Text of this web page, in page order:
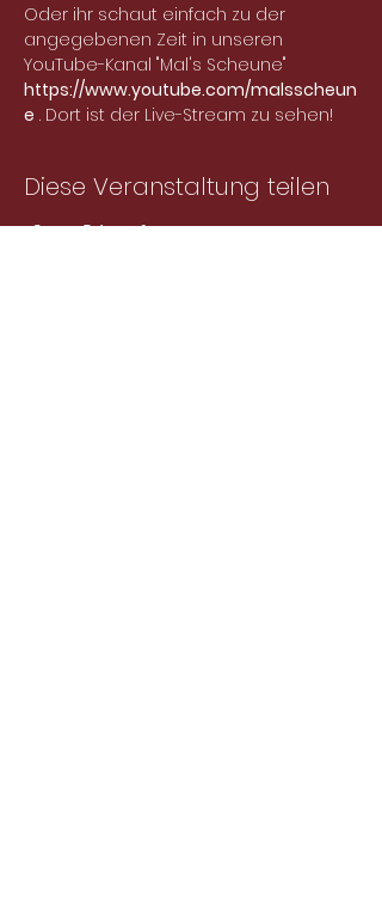
Oder ihr schaut einfach zu der
angegebenen Zeit in unseren
YouTube-Kanal "Mal's Scheune"
https://www.youtube.com/malsscheun
e . Dort ist der Live-Stream zu sehen!
Diese Veranstaltung teilen